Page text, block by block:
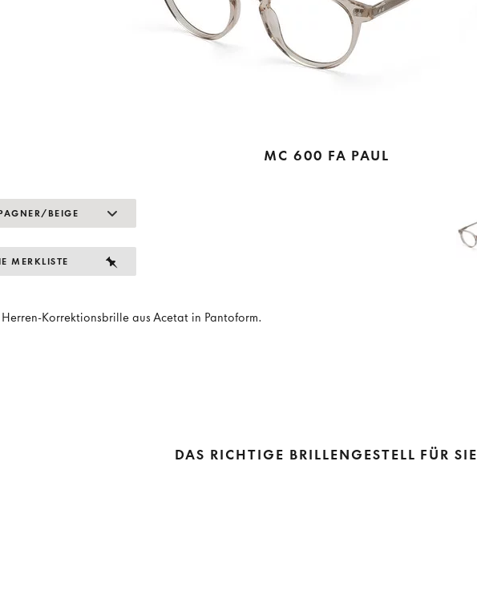
MC 600 FA PAUL
BEIGE
MERKLISTE
Korrektionsbrille aus Acetat in Pantoform.
DAS RICHTIGE BRILLENGESTELL FÜR SIE